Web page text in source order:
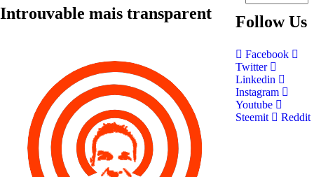
Introuvable mais transparent Follow Us
Facebook
Twitter
Linkedin
Instagram
Youtube
Steemit
Reddit